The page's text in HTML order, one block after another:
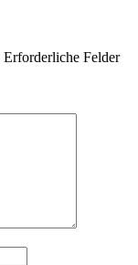
Erforderliche Felder